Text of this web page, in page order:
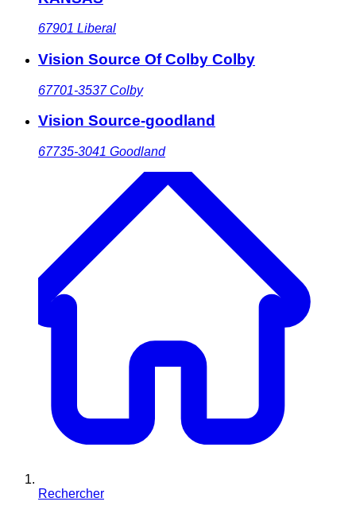
67901 Liberal
Vision Source Of Colby Colby
67701-3537 Colby
Vision Source-goodland
67735-3041 Goodland
Rechercher